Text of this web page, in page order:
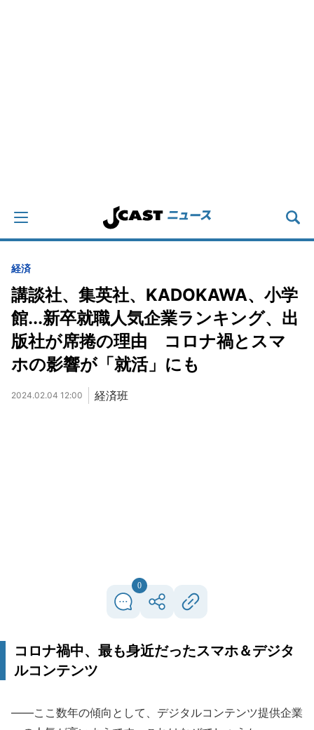
経済
講談社、集英社、KADOKAWA、小学
館...新卒就職人気企業ランキング、出
版社が席捲の理由 コロナ禍とスマ
ホの影響が「就活」にも
2024.02.04 12:00 経済班
0
コロナ禍中、最も身近だったスマホ＆デジタ
ルコンテンツ
――ここ数年の傾向として、デジタルコンテンツ提供企業